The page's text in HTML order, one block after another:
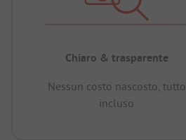
Chiaro & trasparente
Nessun costo nascosto, tutto
incluso